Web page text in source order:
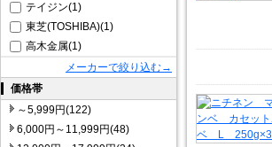
テイジン(1)
東芝(TOSHIBA)(1)
高木金属(1)
メーカーで絞り込む→
価格帯
～5,999円(122)
6,000円～11,999円(48)